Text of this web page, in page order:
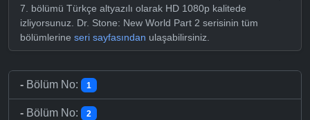
7. bölümü Türkçe altyazılı olarak HD 1080p kalitede
izliyorsunuz. Dr. Stone: New World Part 2 serisinin tüm
bölümlerine seri sayfasından ulaşabilirsiniz.
- Bölüm No: 1
- Bölüm No: 2